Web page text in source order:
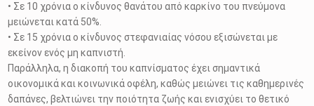
• Σε 10 χρόνια ο κίνδυνος θανάτου από καρκίνο του πνεύμονα
μειώνεται κατά 50%.
• Σε 15 χρόνια ο κίνδυνος στεφανιαίας νόσου εξισώνεται με
εκείνον ενός μη καπνιστή.
Παράλληλα, η διακοπή του καπνίσματος έχει σημαντικά
οικονομικά και κοινωνικά οφέλη, καθώς μειώνει τις καθημερινές
δαπάνες, βελτιώνει την ποιότητα ζωής και ενισχύει το θετικό